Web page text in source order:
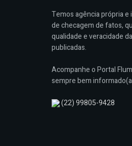
Temos agência própria
de checagem de fatos,
qualidade e veracidade
publicadas.
Acompanhe o Portal
sempre bem
(22) 99805-9428